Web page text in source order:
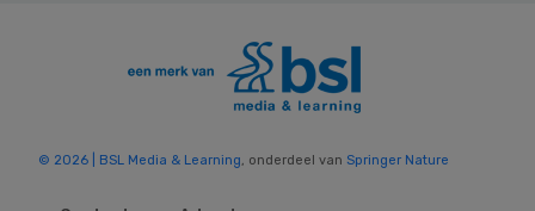
© 2026 | BSL Media & Learning, onderdeel van Springer Nature